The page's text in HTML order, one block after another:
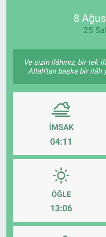
8
25
Ve sizin ilâhınız, bir tek
Allah’tan başka bir ilâh
İMSAK
04:11
ÖĞLE
13:06
Sağlık
TEKNOLOJİ
İlçeler
Bilim, Teknoloji
ASAYİŞ
ÇEVRE
Son Dakika Haberleri
Haber Arşivi